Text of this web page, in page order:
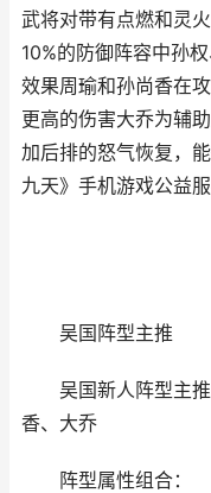
武将对带有点燃和灵
10%的防御阵容中孙
效果周瑜和孙尚香在
更高的伤害大乔为辅
加后排的怒气恢复，
九天》手机游戏公益
吴国阵型主推
吴国新人阵型主
香、大乔
阵型属性组合：